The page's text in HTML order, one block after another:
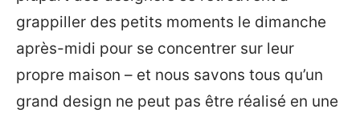
grappiller des petits moments le dimanche
après-midi pour se concentrer sur leur
propre maison – et nous savons tous qu’un
grand design ne peut pas être réalisé en une